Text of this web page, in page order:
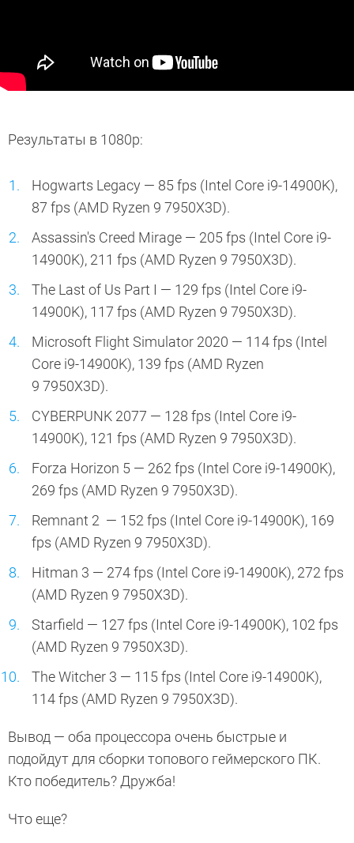
Результаты в 1080p:
Hogwarts Legacy — 85 fps (Intel Core i9-14900K),
87 fps (AMD Ryzen 9 7950X3D).
Assassin's Creed Mirage — 205 fps (Intel Core i9-
14900K), 211 fps (AMD Ryzen 9 7950X3D).
The Last of Us Part I — 129 fps (Intel Core i9-
14900K), 117 fps (AMD Ryzen 9 7950X3D).
Microsoft Flight Simulator 2020 — 114 fps (Intel
Core i9-14900K), 139 fps (AMD Ryzen
9 7950X3D).
CYBERPUNK 2077 — 128 fps (Intel Core i9-
14900K), 121 fps (AMD Ryzen 9 7950X3D).
Forza Horizon 5 — 262 fps (Intel Core i9-14900K),
269 fps (AMD Ryzen 9 7950X3D).
Remnant 2 — 152 fps (Intel Core i9-14900K), 169
fps (AMD Ryzen 9 7950X3D).
Hitman 3 — 274 fps (Intel Core i9-14900K), 272 fps
(AMD Ryzen 9 7950X3D).
Starfield — 127 fps (Intel Core i9-14900K), 102 fps
(AMD Ryzen 9 7950X3D).
The Witcher 3 — 115 fps (Intel Core i9-14900K),
114 fps (AMD Ryzen 9 7950X3D).
Вывод — оба процессора очень быстрые и
подойдут для сборки топового геймерского ПК.
Кто победитель? Дружба!
Что еще?